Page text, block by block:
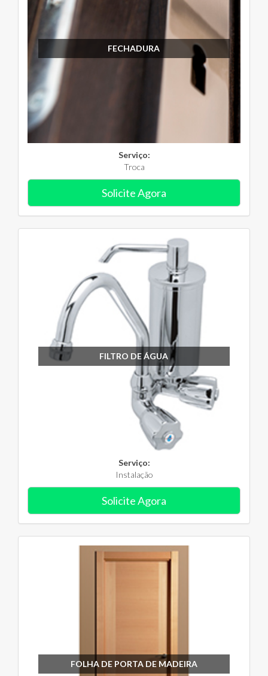
FECHADURA
Serviço:
Troca
Solicite Agora
FILTRO DE ÁGUA
Serviço:
Instalação
Solicite Agora
FOLHA DE PORTA DE MADEIRA